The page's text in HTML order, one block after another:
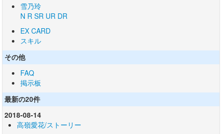
雪乃玲
N R SR UR DR
EX CARD
スキル
その他
FAQ
掲示板
最新の20件
2018-08-14
高嶺愛花/ストーリー